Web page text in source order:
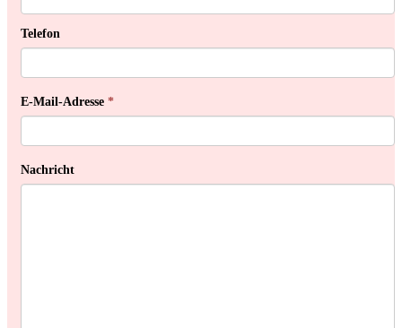
Telefon
E-Mail-Adresse *
Nachricht